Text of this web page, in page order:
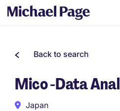
Back to search
Mico -Data
Japan